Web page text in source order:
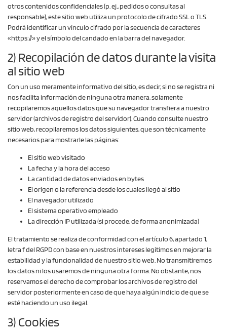
otros contenidos confidenciales (p. ej., pedidos o consultas al
responsable), este sitio web utiliza un protocolo de cifrado SSL o TLS.
Podrá identificar un vínculo cifrado por la secuencia de caracteres
«https://» y el símbolo del candado en la barra del navegador.
2) Recopilación de datos durante la visita
al sitio web
Con un uso meramente informativo del sitio, es decir, si no se registra ni
nos facilita información de ninguna otra manera, solamente
recopilaremos aquellos datos que su navegador transfiera a nuestro
servidor (archivos de registro del servidor). Cuando consulte nuestro
sitio web, recopilaremos los datos siguientes, que son técnicamente
necesarios para mostrarle las páginas:
El sitio web visitado
La fecha y la hora del acceso
La cantidad de datos enviados en bytes
El origen o la referencia desde los cuales llegó al sitio
El navegador utilizado
El sistema operativo empleado
La dirección IP utilizada (si procede, de forma anonimizada)
El tratamiento se realiza de conformidad con el artículo 6, apartado 1,
letra f del RGPD con base en nuestros intereses legítimos en mejorar la
estabilidad y la funcionalidad de nuestro sitio web. No transmitiremos
los datos ni los usaremos de ninguna otra forma. No obstante, nos
reservamos el derecho de comprobar los archivos de registro del
servidor posteriormente en caso de que haya algún indicio de que se
esté haciendo un uso ilegal.
3) Cookies